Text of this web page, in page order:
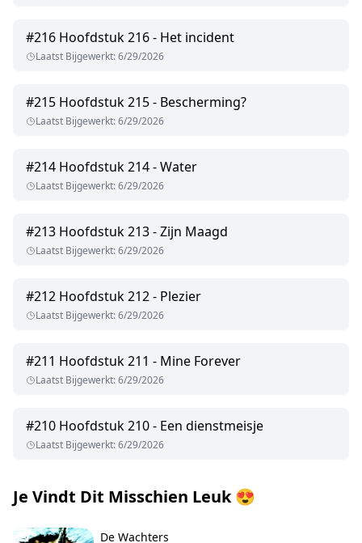
#216 Hoofdstuk 216 - Het incident
Laatst Bijgewerkt:6/29/2026
#215 Hoofdstuk 215 - Bescherming?
Laatst Bijgewerkt:6/29/2026
#214 Hoofdstuk 214 - Water
Laatst Bijgewerkt:6/29/2026
#213 Hoofdstuk 213 - Zijn Maagd
Laatst Bijgewerkt:6/29/2026
#212 Hoofdstuk 212 - Plezier
Laatst Bijgewerkt:6/29/2026
#211 Hoofdstuk 211 - Mine Forever
Laatst Bijgewerkt:6/29/2026
#210 Hoofdstuk 210 - Een dienstmeisje
Laatst Bijgewerkt:6/29/2026
Je Vindt Dit Misschien Leuk😍
De Wachters